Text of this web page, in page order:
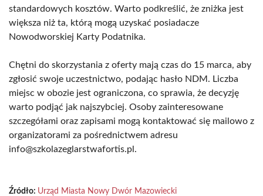
standardowych kosztów. Warto podkreślić, że zniżka jest
większa niż ta, którą mogą uzyskać posiadacze
Nowodworskiej Karty Podatnika.
Chętni do skorzystania z oferty mają czas do 15 marca, aby
zgłosić swoje uczestnictwo, podając hasło NDM. Liczba
miejsc w obozie jest ograniczona, co sprawia, że decyzję
warto podjąć jak najszybciej. Osoby zainteresowane
szczegółami oraz zapisami mogą kontaktować się mailowo z
organizatorami za pośrednictwem adresu
info@szkolazeglarstwafortis.pl.
Źródło: Urząd Miasta Nowy Dwór Mazowiecki